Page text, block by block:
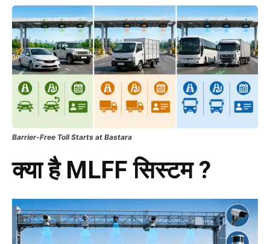
Barrier-Free Toll Starts at Bastara
क्या है MLFF सिस्टम ?